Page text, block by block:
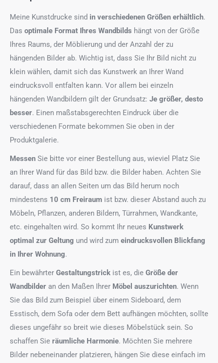
Meine Kunstdrucke sind in verschiedenen Größen erhältlich.
Das optimale Format Ihres Wandbilds hängt von der Größe
Ihres Raums, der Möblierung und der Anzahl der zu
hängenden Bilder ab. Wichtig ist, dass Sie Ihr Bild nicht zu
klein wählen, damit sich das Kunstwerk an Ihrer Wand
eindrucksvoll entfalten kann. Vor allem bei einzeln
hängenden Wandbildern gilt der Grundsatz: Je größer, desto
besser. Einen maßstabsgerechten Eindruck über die
verschiedenen Formate bekommen Sie oben in der
Produktgalerie.
Messen Sie bitte vor einer Bestellung aus, wieviel Platz Sie
an Ihrer Wand für das Bild bzw. die Bilder haben. Achten Sie
darauf, dass an allen Seiten um das Bild herum noch
mindestens 10 cm Freiraum ist bzw. dieser Abstand auch zu
Möbeln, Pflanzen, anderen Bildern, Türrahmen, Wandkante,
etc. eingehalten wird. So kommt Ihr neues Kunstwerk
optimal zur Geltung und wird zum eindrucksvollen Blickfang
in Ihrer Wohnung.
Ein bewährter Gestaltungstrick ist es, die Größe der
Wandbilder an den Maßen Ihrer Möbel auszurichten. Wenn
Sie das Bild zum Beispiel über einem Sideboard, dem
Esstisch, dem Sofa oder dem Bett aufhängen möchten, sollte
dieses ungefähr so breit wie dieses Möbelstück sein. So
schaffen Sie räumliche Harmonie. Möchten Sie mehrere
Bilder nebeneinander platzieren, hängen Sie diese einfach im